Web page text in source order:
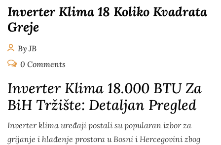
Inverter Klima 18 Koliko Kvadrata
Greje
By JB
0 Comments
Inverter Klima 18.000 BTU Za
BiH Tržište: Detaljan Pregled
Inverter klima uređaji postali su popularan izbor za
grijanje i hlađenje prostora u Bosni i Hercegovini zbog